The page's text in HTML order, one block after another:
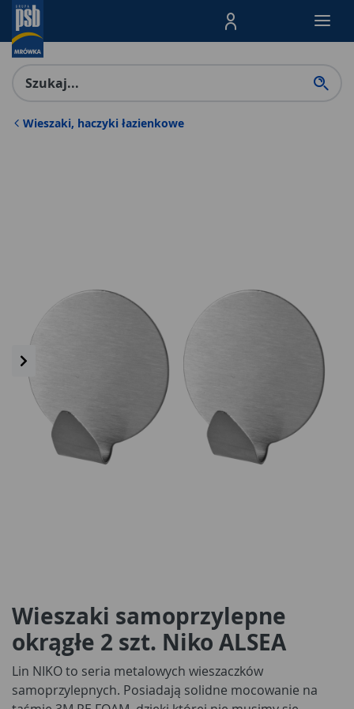
Menu Produktów,
Wieszaki, haczyki łazienkowe
Wieszaki samoprzylepne
okrągłe 2 szt. Niko ALSEA
Lin NIKO to seria metalowych wieszaczków
samoprzylepnych. Posiadają solidne mocowanie na